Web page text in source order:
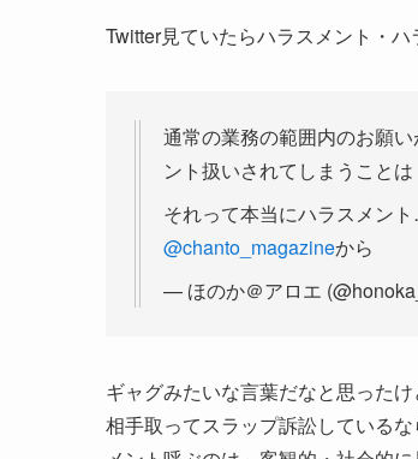
Twitter見ていたらハラスメント・
通常の業務の範囲内のお願
ント扱いされてしまうこと
それって本当にハラスメン
@chanto_magazineから
— ほのか＠アロエ
ギャグみたいな言葉だなと思った
相手取ってスラップ訴訟している